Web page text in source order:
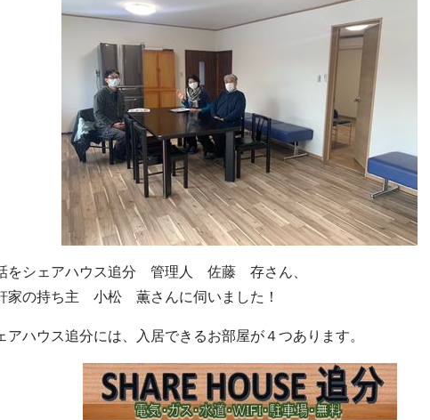
をシェアハウス追分 管理人 佐藤 存さん、
家の持ち主 小松 薫さんに伺いました！
アハウス追分には、入居できるお部屋が４つあります。